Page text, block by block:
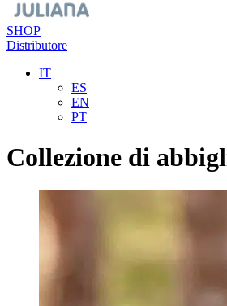
SHOP
Distributore
IT
ES
EN
PT
Collezione di